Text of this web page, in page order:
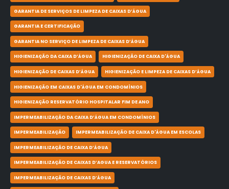
GARANTIA DE SERVIÇOS DE LIMPEZA DE CAIXAS D’ÁGUA
GARANTIA E CERTIFICAÇÃO
GARANTIA NO SERVIÇO DE LIMPEZA DE CAIXAS D’ÁGUA
HIGIENIZAÇÃO DA CAIXA D’ÁGUA HIGIENIZAÇÃO DE CAIXA D'ÁGUA
HIGIENIZAÇÃO DE CAIXAS D’ÁGUA HIGIENIZAÇÃO E LIMPEZA DE CAIXAS D’ÁGUA
HIGIENIZAÇÃO EM CAIXAS D'ÁGUA EM CONDOMÍNIOS
HIGIENIZAÇÃO RESERVATÓRIO HOSPITALAR FIM DE ANO
IMPERMEABILIZAÇÃO DA CAIXA D’ÁGUA EM CONDOMÍNIOS
IMPERMEABILIZAÇÃO IMPERMEABILIZAÇÃO DE CAIXA D'ÁGUA EM ESCOLAS
IMPERMEABILIZAÇÃO DE CAIXA D’ÁGUA
IMPERMEABILIZAÇÃO DE CAIXAS D’AGUA E RESERVATÓRIOS
IMPERMEABILIZAÇÃO DE CAIXAS D’ÁGUA